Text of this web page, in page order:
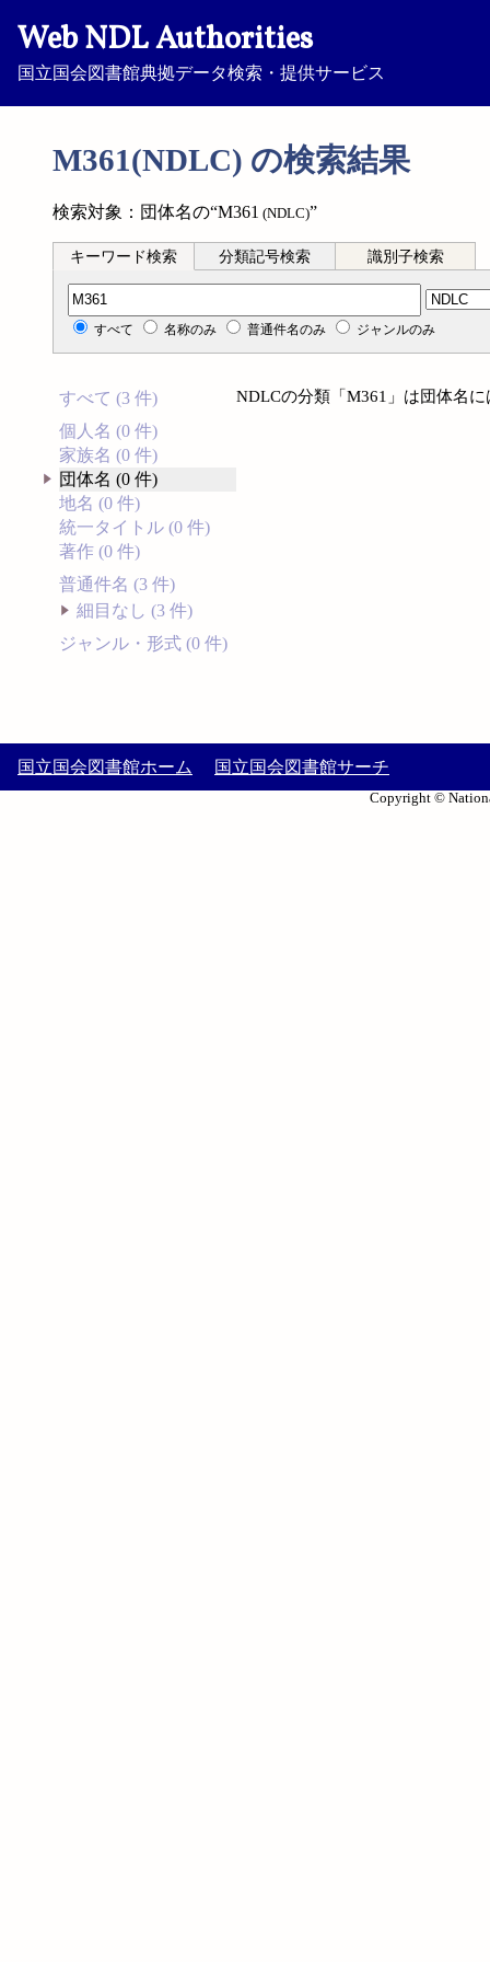
Web NDL Authorities
国立国会図書館典拠データ検索・提供サービス
M361(NDLC) の検索結果
検索対象：団体名の“M361 (NDLC)”
キーワード検索 分類記号検索 識別子検索
分類記号検索
すべて 名称のみ 普通件名のみ ジャンルのみ
すべて (3 件)
個人名 (0 件)
家族名 (0 件)
団体名 (0 件)
地名 (0 件)
統一タイトル (0 件)
著作 (0 件)
普通件名 (3 件)
細目なし (3 件)
ジャンル・形式 (0 件)
NDLCの分類「M361」は団体名
国立国会図書館ホーム 国立国会図書館サーチ
Copyright ©